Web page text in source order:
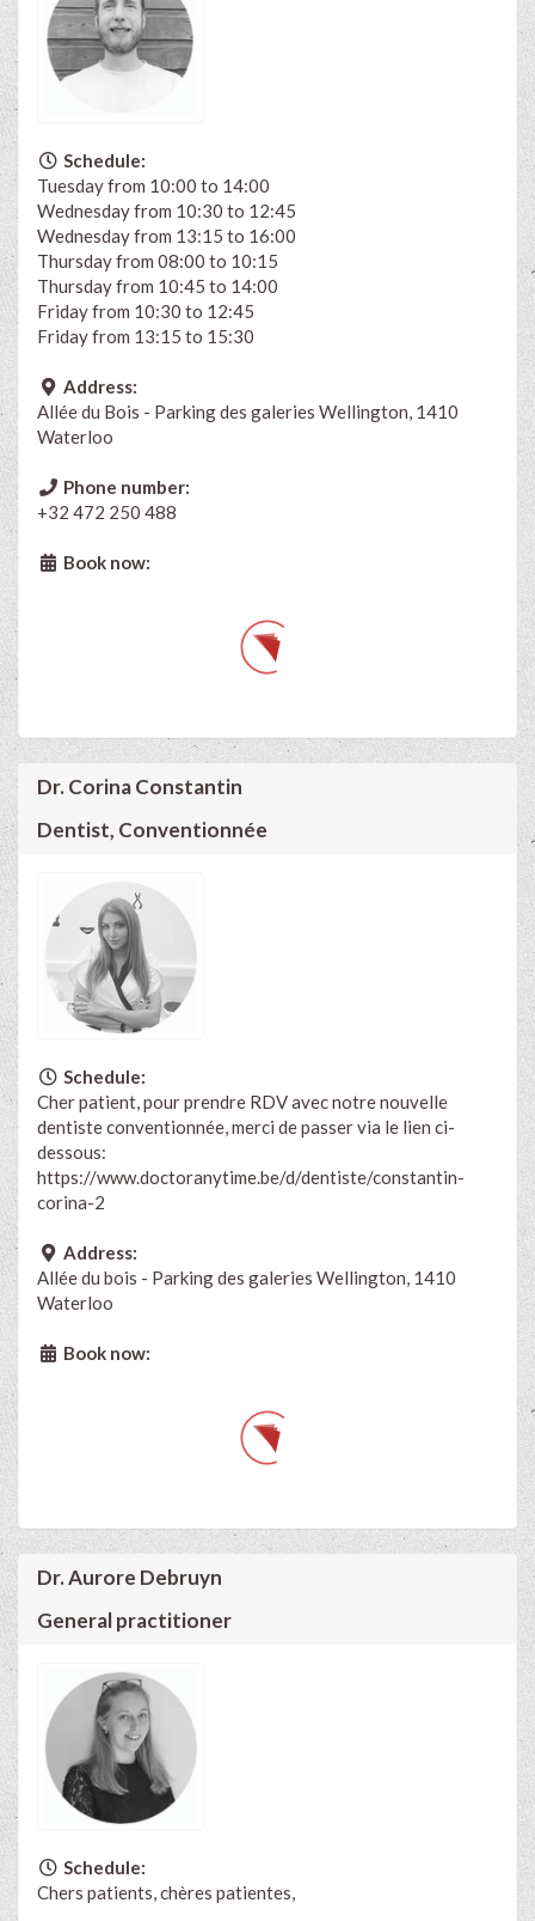
Schedule:
Tuesday from 10:00 to 14:00
Wednesday from 10:30 to 12:45
Wednesday from 13:15 to 16:00
Thursday from 08:00 to 10:15
Thursday from 10:45 to 14:00
Friday from 10:30 to 12:45
Friday from 13:15 to 15:30
Address:
Allée du Bois - Parking des galeries Wellington, 1410
Waterloo
Phone number:
+32 472 250 488
Book now:
Dr. Corina Constantin
Dentist, Conventionnée
Schedule:
Cher patient, pour prendre RDV avec notre nouvelle
dentiste conventionnée, merci de passer via le lien ci-
dessous:
https://www.doctoranytime.be/d/dentiste/constantin-
corina-2
Address:
Allée du bois - Parking des galeries Wellington, 1410
Waterloo
Book now:
Dr. Aurore Debruyn
General practitioner
Schedule:
Chers patients, chères patientes,